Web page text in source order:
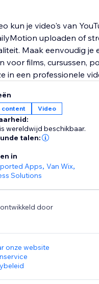
kun je video's van
uploaden of
Maak eenvoudig je
voor films, cursussen,
in een professionele
content Video
wereldwijd beschikbaar.
talen:
in
Apps,Van Wix,
Solutions
door
onze website